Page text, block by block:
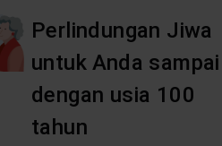
Perlindungan Jiwa
untuk Anda sampai
dengan usia 100
tahun